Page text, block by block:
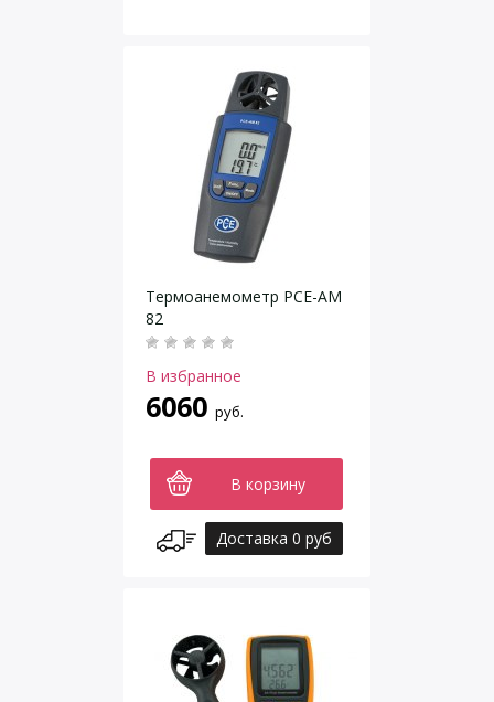
Термоанемометр РСЕ-АМ
82
В избранное
6060 руб.
В корзину
Доставка 0 руб